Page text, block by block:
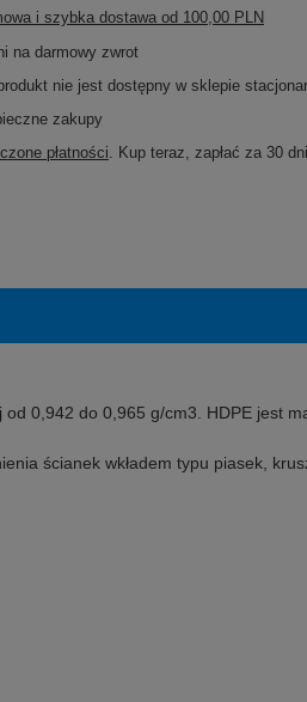
i szybka dostawaod 100,00 PLN
na darmowy zwrot
nie jest dostępny w sklepie
zakupy
płatności. Kup teraz, zapłać za 30
0,942 do 0,965 g/cm3. HDPE jest
ścianek wkładem typu piasek,